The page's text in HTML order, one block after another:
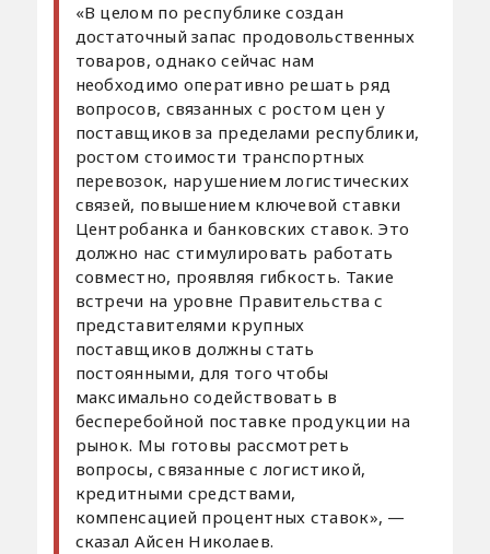
«В целом по республике создан
достаточный запас продовольственных
товаров, однако сейчас нам
необходимо оперативно решать ряд
вопросов, связанных с ростом цен у
поставщиков за пределами республики,
ростом стоимости транспортных
перевозок, нарушением логистических
связей, повышением ключевой ставки
Центробанка и банковских ставок. Это
должно нас стимулировать работать
совместно, проявляя гибкость. Такие
встречи на уровне Правительства с
представителями крупных
поставщиков должны стать
постоянными, для того чтобы
максимально содействовать в
бесперебойной поставке продукции на
рынок. Мы готовы рассмотреть
вопросы, связанные с логистикой,
кредитными средствами,
компенсацией процентных ставок», —
сказал Айсен Николаев.